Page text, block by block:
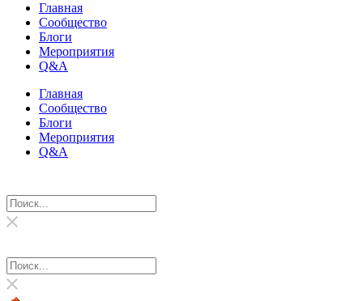
Главная
Сообщество
Блоги
Мероприятия
Q&A
Главная
Сообщество
Блоги
Мероприятия
Q&A